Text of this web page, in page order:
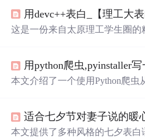
这是一份来自太原理工学生圈的
本文介绍了一个使用Python爬虫
本文提供了多种风格的七夕表白